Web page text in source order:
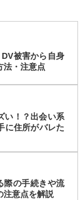
被害から自身
法・注意点
い！？出会い系
に住所がバレた
際の手続きや流
注意点を解説